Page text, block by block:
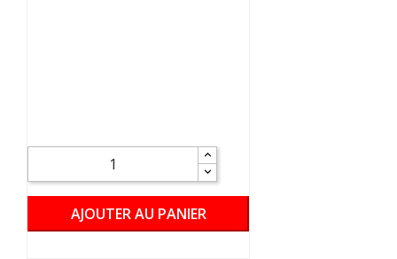
AJOUTER AU PANIER